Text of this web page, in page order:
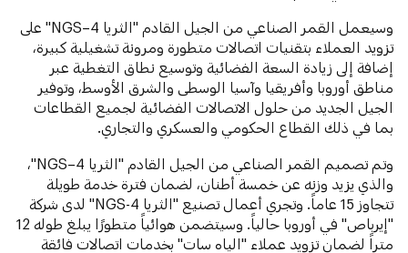
وسيعمل القمر الصناعي من الجيل القادم "الثريا 4–NGS" على
تزويد العملاء بتقنيات اتصالات متطورة ومرونة تشغيلية كبيرة،
إضافة إلى زيادة السعة الفضائية وتوسيع نطاق التغطية عبر
مناطق أوروبا وأفريقيا وآسيا الوسطى والشرق الأوسط، وتوفير
الجيل الجديد من حلول الاتصالات الفضائية لجميع القطاعات
بما في ذلك القطاع الحكومي والعسكري والتجاري.
وتم تصميم القمر الصناعي من الجيل القادم "الثريا 4–NGS"،
والذي يزيد وزنه عن خمسة أطنان، لضمان فترة خدمة طويلة
تتجاوز 15 عاماً. وتجري أعمال تصنيع "الثريا 4-NGS" لدى شركة
"إيرباص" في أوروبا حالياً. وسيتضمن هوائياً متطورًا يبلغ طوله 12
متراً لضمان تزويد عملاء "الياه سات" بخدمات اتصالات فائقة